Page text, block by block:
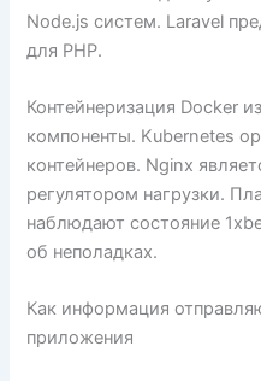
Node.js систем. Laravel
для PHP.
Контейнеризация Docker
компоненты. Kubernetes
контейнеров. Nginx
регулятором нагрузки.
наблюдают состояние
об неполадках.
Как информация
приложения